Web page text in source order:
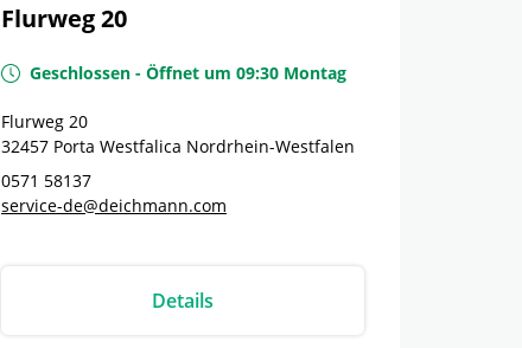
Flurweg 20
Geschlossen - Öffnet um 09:30 Montag
Flurweg 20
32457 Porta Westfalica Nordrhein-Westfalen
0571 58137
service-de@deichmann.com
Details